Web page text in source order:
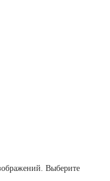
Выберите